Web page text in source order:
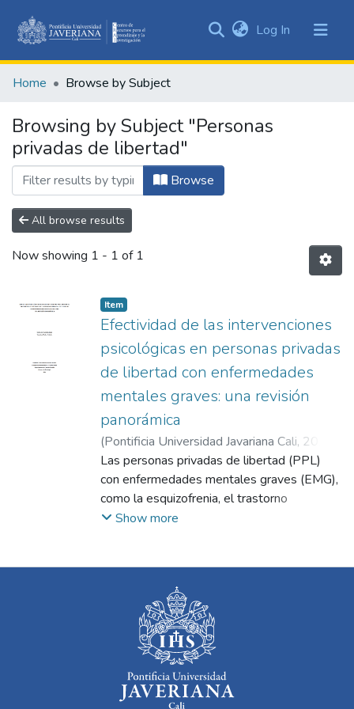
&
All of DSpace
Log In (current)
Home Browse by Subject
Browsing by Subject "Personas
privadas de libertad"
Browse
All browse results
Now showing 1 - 1 of 1
Item
Efectividad de las intervenciones
psicológicas en personas privadas
de libertad con enfermedades
mentales graves: una revisión
panorámica
(Pontificia Universidad Javariana Cali, 2025
Agudelo Jamis, María José ;Muñoz Caicedo,
Valentina;Belalcázar Correa, Mateo
Las personas privadas de libertad (PPL)
con enfermedades mentales graves (EMG),
como la esquizofrenia, el trastorno
depresivo mayor y el trastorno afectivo
limitado a intervenciones especializadas.
Este estudio propone, a través de una
revisión exhaustiva siguiendo el protocolo
PRISMA, analizar la evidencia disponible
sobre los resultados psicológicos de las
intervenciones implementadas en esta
Show more